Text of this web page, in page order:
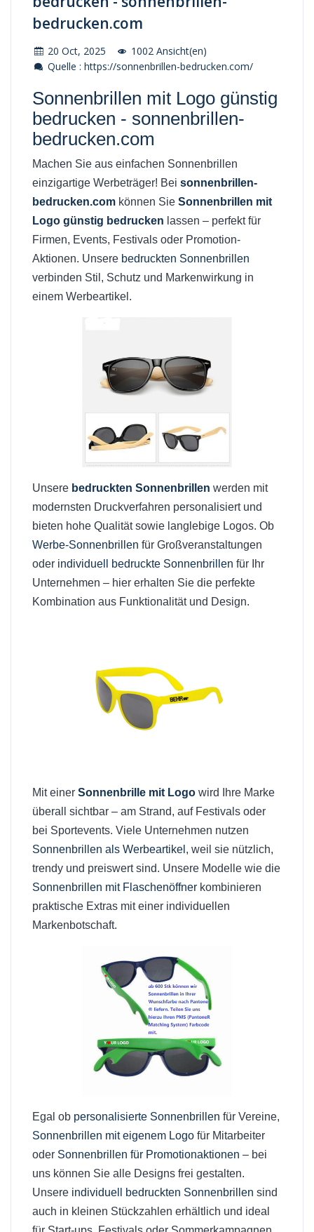
bedrucken.com
20 Oct, 2025
1002 Ansicht(en)
Quelle : https://sonnenbrillen-bedrucken.com/
Sonnenbrillen mit Logo günstig
bedrucken - sonnenbrillen-
bedrucken.com
Machen Sie aus einfachen Sonnenbrillen
einzigartige Werbeträger! Bei sonnenbrillen-
bedrucken.com können Sie Sonnenbrillen mit
Logo günstig bedrucken lassen – perfekt für
Firmen, Events, Festivals oder Promotion-
Aktionen. Unsere bedruckten Sonnenbrillen
verbinden Stil, Schutz und Markenwirkung in
einem Werbeartikel.
Unsere bedruckten Sonnenbrillen werden mit
modernsten Druckverfahren personalisiert und
bieten hohe Qualität sowie langlebige Logos. Ob
Werbe-Sonnenbrillen für Großveranstaltungen
oder individuell bedruckte Sonnenbrillen für Ihr
Unternehmen – hier erhalten Sie die perfekte
Kombination aus Funktionalität und Design.
Mit einer Sonnenbrille mit Logo wird Ihre Marke
überall sichtbar – am Strand, auf Festivals oder
bei Sportevents. Viele Unternehmen nutzen
Sonnenbrillen als Werbeartikel , weil sie nützlich,
trendy und preiswert sind. Unsere Modelle wie die
Sonnenbrillen mit Flaschenöffner kombinieren
praktische Extras mit einer individuellen
Markenbotschaft.
Egal ob personalisierte Sonnenbrillen für Vereine,
Sonnenbrillen mit eigenem Logo für Mitarbeiter
oder Sonnenbrillen für Promotionaktionen – bei
uns können Sie alle Designs frei gestalten.
Unsere individuell bedruckten Sonnenbrillen sind
auch in kleinen Stückzahlen erhältlich und ideal